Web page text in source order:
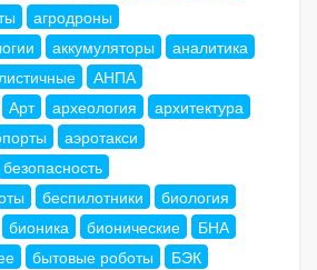
агродроны
аккумуляторы
аналитика
АНПА
Арт археология
архитектура
аэротакси
безопасность
беспилотники
биология
бионика бионические
БНА
бытовые роботы
БЭК